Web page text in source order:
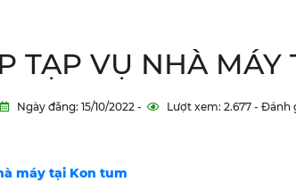
TẠP VỤ NHÀ MÁY
Ngày đăng: 15/10/2022 - Lượt xem: 2.677 - Đánh
máy tại Kon tum